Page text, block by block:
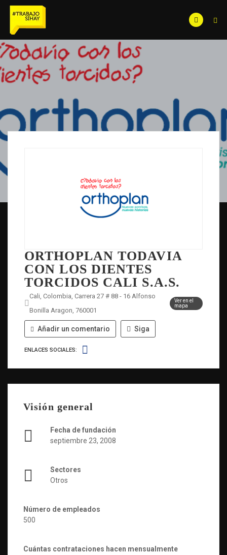
ORTHOPLAN TODAVIA
CON LOS DIENTES
TORCIDOS CALI S.A.S.
Cali, Colombia, Carrera 27 # 88 - 16 Alfonso
Bonilla Aragon, 760001
Ver en el
mapa
Añadir un comentario Siga
ENLACES SOCIALES:
Visión general
Fecha de fundación
septiembre 23, 2008
Sectores
Otros
Número de empleados
500
Cuántas contrataciones hacen mensualmente